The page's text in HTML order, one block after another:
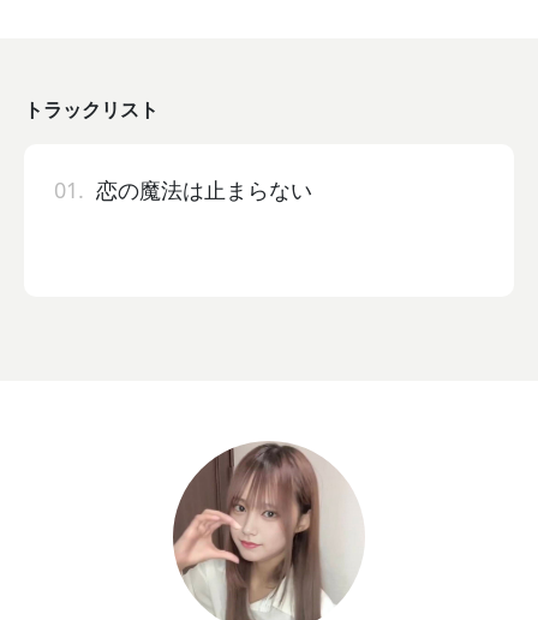
トラックリスト
01. 恋の魔法は止まらない